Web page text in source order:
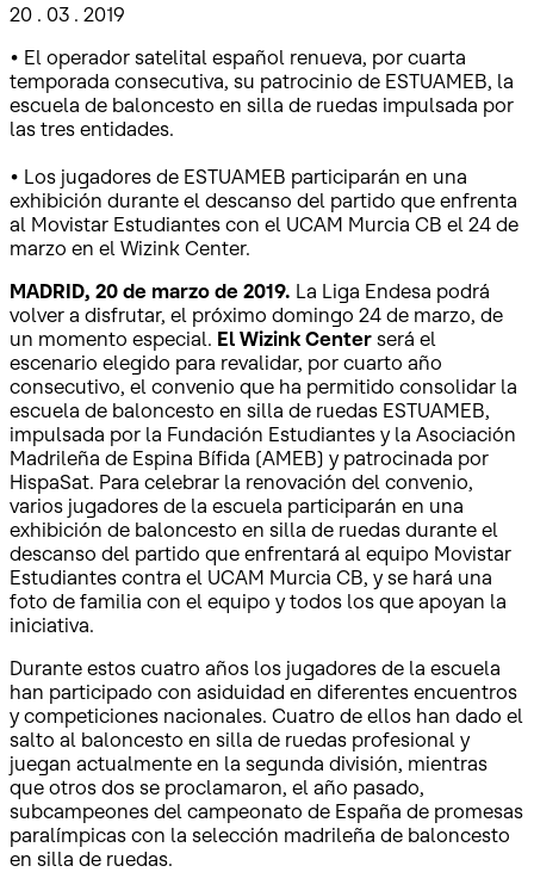
20 . 03 . 2019
• El operador satelital español renueva, por cuarta
temporada consecutiva, su patrocinio de ESTUAMEB, la
escuela de baloncesto en silla de ruedas impulsada por
las tres entidades.
• Los jugadores de ESTUAMEB participarán en una
exhibición durante el descanso del partido que enfrenta
al Movistar Estudiantes con el UCAM Murcia CB el 24 de
marzo en el Wizink Center.
MADRID, 20 de marzo de 2019. La Liga Endesa podrá
volver a disfrutar, el próximo domingo 24 de marzo, de
un momento especial. El Wizink Center será el
escenario elegido para revalidar, por cuarto año
consecutivo, el convenio que ha permitido consolidar la
escuela de baloncesto en silla de ruedas ESTUAMEB,
impulsada por la Fundación Estudiantes y la Asociación
Madrileña de Espina Bífida (AMEB) y patrocinada por
HispaSat. Para celebrar la renovación del convenio,
varios jugadores de la escuela participarán en una
exhibición de baloncesto en silla de ruedas durante el
descanso del partido que enfrentará al equipo Movistar
Estudiantes contra el UCAM Murcia CB, y se hará una
foto de familia con el equipo y todos los que apoyan la
iniciativa.
Durante estos cuatro años los jugadores de la escuela
han participado con asiduidad en diferentes encuentros
y competiciones nacionales. Cuatro de ellos han dado el
salto al baloncesto en silla de ruedas profesional y
juegan actualmente en la segunda división, mientras
que otros dos se proclamaron, el año pasado,
subcampeones del campeonato de España de promesas
paralímpicas con la selección madrileña de baloncesto
en silla de ruedas.